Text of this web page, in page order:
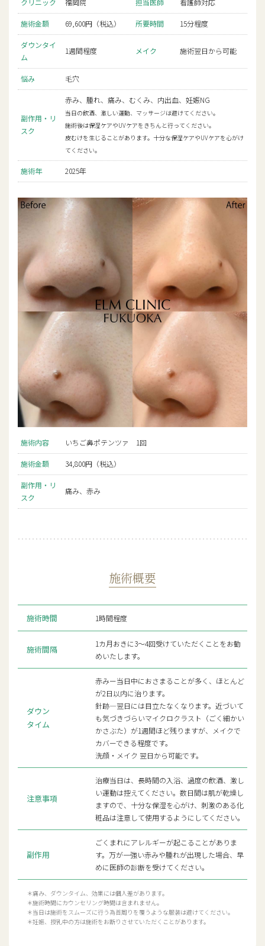
クリニック 福岡院 担当医師 看護師対応
施術金額 69,600円（税込） 所要時間 15分程度
ダウンタイ
ム
1週間程度 メイク 施術翌日から可能
悩み 毛穴
副作用・リ
スク
赤み、腫れ、痛み、むくみ、内出血、妊娠NG
当日の飲酒、激しい運動、マッサージは避けてください。
施術後は保湿ケアやUVケアをきちんと行ってください。
皮むけを生じることがあります。十分な保湿ケアやUVケアを心がけ
てください。
施術年 2025年
施術内容 いちご鼻ポテンツァ 1回
施術金額 34,800円（税込）
副作用・リ
スク
痛み、赤み
施術概要
施術時間 1時間程度
施術間隔
1カ月おきに3〜4回受けていただくことをお勧
めいたします。
ダウン
タイム
赤みー当日中におさまることが多く、ほとんど
が2日以内に治ります。
針跡―翌日には目立たなくなります。近づいて
も気づきづらいマイクロクラスト（ごく細かい
かさぶた）が1週間ほど残りますが、メイクで
カバーできる程度です。
洗顔・メイク 翌日から可能です。
注意事項
治療当日は、長時間の入浴、過度の飲酒、激し
い運動は控えてください。数日間は肌が乾燥し
ますので、十分な保湿を心がけ、刺激のある化
粧品は注意して使用するようにしてください。
副作用
ごくまれにアレルギーが起こることがありま
す。万が一強い赤みや腫れが出現した場合、早
めに医師の診断を受けてください。
＊痛み、ダウンタイム、効果には個人差があります。
＊施術時間にカウンセリング時間は含まれません。
＊当日は施術をスムーズに行う為首周りを覆うような服装は避けてください。
＊妊娠、授乳中の方は施術をお断りさせていただくことがあります。